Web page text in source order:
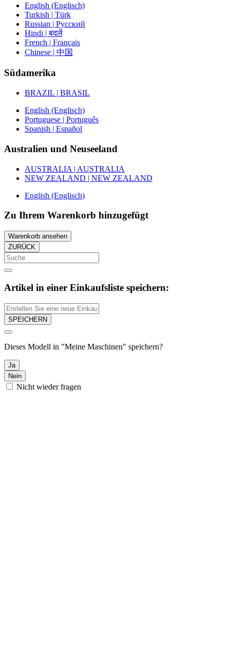
English (Englisch)
Turkish | Türk
Russian | Русский
Hindi | बदलें
French | Français
Chinese | 中国
Südamerika
BRAZIL | BRASIL
English (Englisch)
Portuguese | Português
Spanish | Español
Australien und Neuseeland
AUSTRALIA | AUSTRALIA
NEW ZEALAND | NEW ZEALAND
English (Englisch)
Zu Ihrem Warenkorb hinzugefügt
Warenkorb ansehen
ZURÜCK
Artikel in einer Einkaufsliste speichern:
SPEICHERN
Dieses Modell in "Meine Maschinen" speichern?
Ja
Nein
Nicht wieder fragen